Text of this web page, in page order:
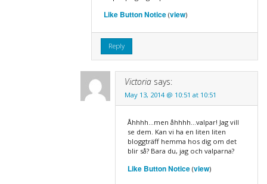
Like Button Notice(view)
Reply
Victoria says:
May 13, 2014 @ 10:51 at 10:51
Åhhhh…men åhhhh…valpar! Jag vill
se dem. Kan vi ha en liten liten
bloggträff hemma hos dig om det
blir så? Bara du, jag och valparna?
Like Button Notice(view)